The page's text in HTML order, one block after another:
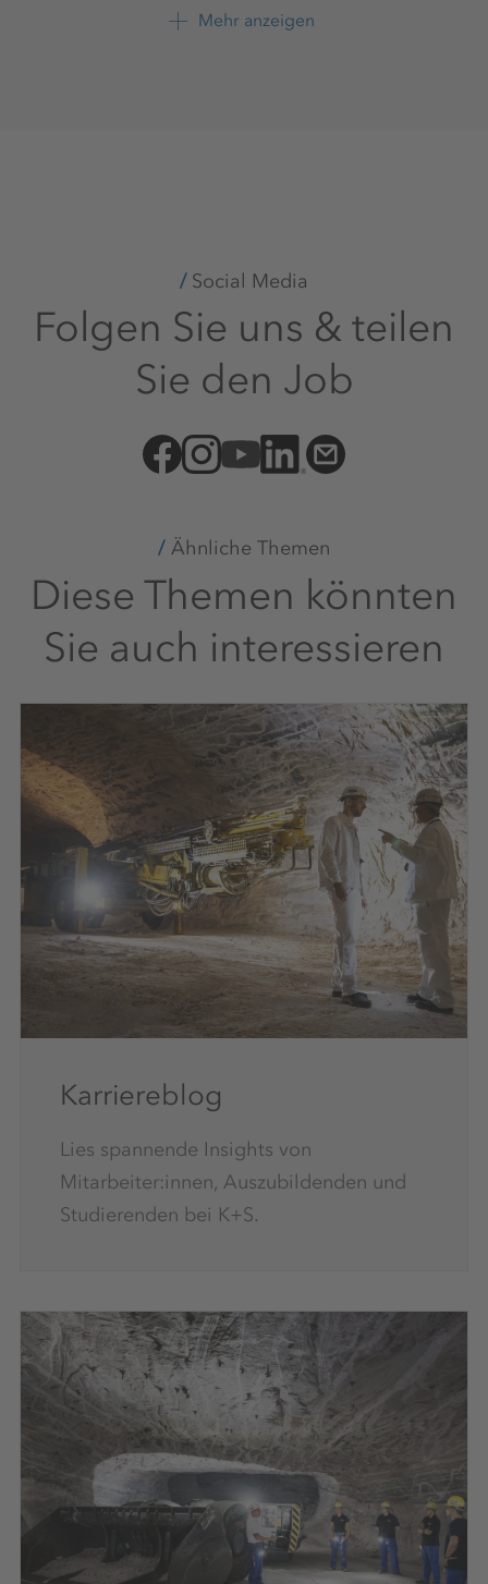
K+S Aktiengesellschaft
Mehr anzeigen
Social Media
Folgen Sie uns & teilen
Sie den Job
Ähnliche Themen
Diese Themen könnten
Sie auch interessieren
Karriereblog
Lies spannende Insights von
Mitarbeiter:innen, Auszubildenden und
Studierenden bei K+S.